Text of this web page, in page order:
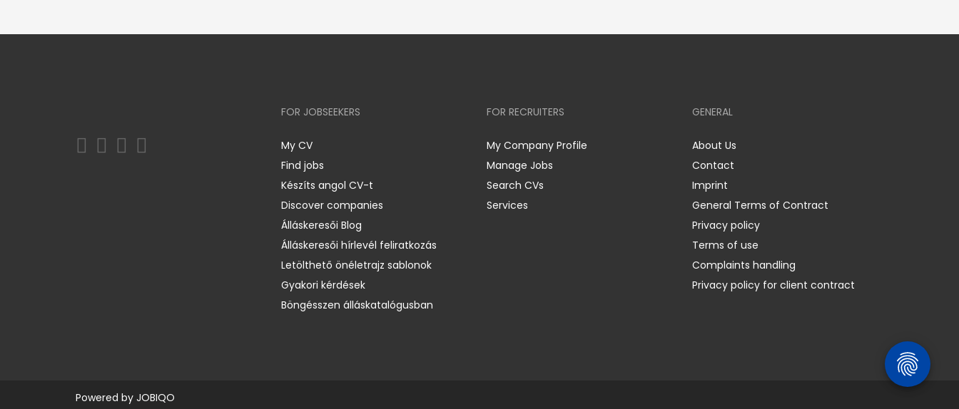
FOR JOBSEEKERS
My CV
Find jobs
Készíts angol CV-t
Discover companies
Álláskeresői Blog
Álláskeresői hírlevél feliratkozás
Letölthető önéletrajz sablonok
Gyakori kérdések
Böngésszen álláskatalógusban
FOR RECRUITERS
My Company Profile
Manage Jobs
Search CVs
Services
GENERAL
About Us
Contact
Imprint
General Terms of Contract
Privacy policy
Terms of use
Complaints handling
Privacy policy for client contract
Powered by JOBIQO